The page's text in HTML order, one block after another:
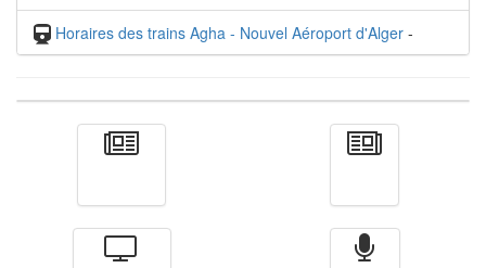
Horaires des trains Agha - Nouvel Aéroport d'Alger -